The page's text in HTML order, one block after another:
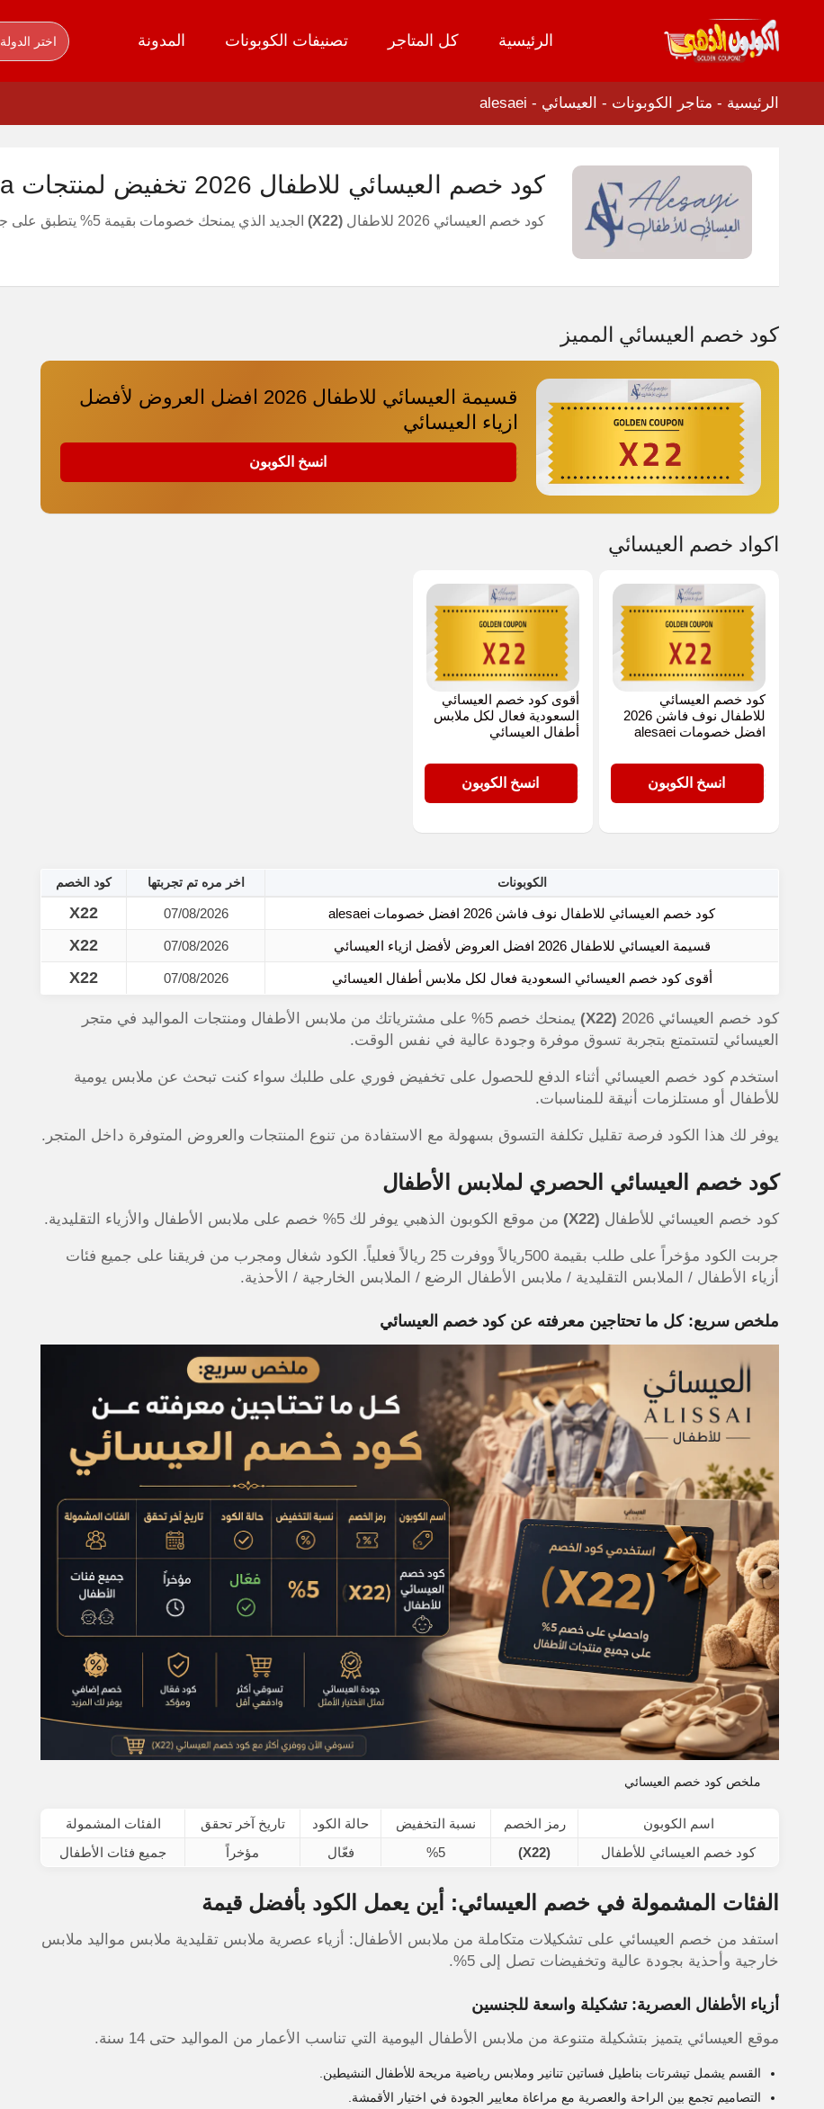
تخطي
المحتوى
الرئيسية كل المتاجر تصنيفات الكوبونات المدونة اختر الدولة
الرئيسية - متاجر الكوبونات - العيسائي - alesaei
كود خصم العيسائي للاطفال 2026 تخفيض لمنتجات alesaei ksa
كود خصم العيسائي 2026 للاطفال (X22) الجديد الذي يمنحك خصومات بقيمة 5% يتطبق على جميع مشترياتك من منتجات الأطفال.
كود خصم العيسائي المميز
قسيمة العيسائي للاطفال 2026 افضل العروض لأفضل
ازياء العيسائي
انسخ الكوبون
اكواد خصم العيسائي
كود خصم العيسائي
للاطفال نوف فاشن 2026
افضل خصومات alesaei
انسخ الكوبون
أقوى كود خصم العيسائي
السعودية فعال لكل ملابس
أطفال العيسائي
انسخ الكوبون
الكوبونات اخر مره تم تجربتها كود الخصم
كود خصم العيسائي للاطفال نوف فاشن 2026 افضل خصومات alesaei 07/08/2026
X22
قسيمة العيسائي للاطفال 2026 افضل العروض لأفضل ازياء العيسائي 07/08/2026
X22
أقوى كود خصم العيسائي السعودية فعال لكل ملابس أطفال العيسائي 07/08/2026
X22
كود خصم العيسائي 2026 (X22)
يمنحك خصم 5% على مشترياتك من ملابس الأطفال ومنتجات المواليد في متجر
العيسائي لتستمتع بتجربة تسوق موفرة وجودة عالية في نفس الوقت.
استخدم كود خصم العيسائي أثناء الدفع للحصول على تخفيض فوري على طلبك سواء كنت تبحث عن ملابس يومية
للأطفال أو مستلزمات أنيقة للمناسبات.
يوفر لك هذا الكود فرصة تقليل تكلفة التسوق بسهولة مع الاستفادة من تنوع المنتجات والعروض المتوفرة داخل المتجر.
كود خصم العيسائي الحصري لملابس الأطفال
كود خصم العيسائي للأطفال (X22) من موقع الكوبون الذهبي يوفر لك 5% خصم على ملابس الأطفال والأزياء التقليدية.
جربت الكود مؤخراً على طلب بقيمة 500ريالاً ووفرت 25 ريالاً فعلياً. الكود شغال ومجرب من فريقنا على جميع فئات
أزياء الأطفال / الملابس التقليدية / ملابس الأطفال الرضع / الملابس الخارجية / الأحذية.
ملخص سريع: كل ما تحتاجين معرفته عن كود خصم العيسائي
ملخص كود خصم العيسائي
اسم الكوبون رمز الخصم نسبة التخفيض حالة الكود تاريخ آخر تحقق
الفئات المشمولة
كود خصم العيسائي للأطفال
(X22)
%5 فعّال مؤخراً جميع فئات الأطفال
الفئات المشمولة في خصم العيسائي: أين يعمل الكود بأفضل قيمة
استفد من خصم العيسائي على تشكيلات متكاملة من ملابس الأطفال: أزياء عصرية ملابس تقليدية ملابس مواليد ملابس
خارجية وأحذية بجودة عالية وتخفيضات تصل إلى 5%.
أزياء الأطفال العصرية: تشكيلة واسعة للجنسين
موقع العيسائي يتميز بتشكيلة متنوعة من ملابس الأطفال اليومية التي تناسب الأعمار من المواليد حتى 14 سنة.
القسم يشمل تيشرتات بناطيل فساتين تنانير وملابس رياضية مريحة للأطفال النشيطين.
التصاميم تجمع بين الراحة والعصرية مع مراعاة معايير الجودة في اختيار الأقمشة.